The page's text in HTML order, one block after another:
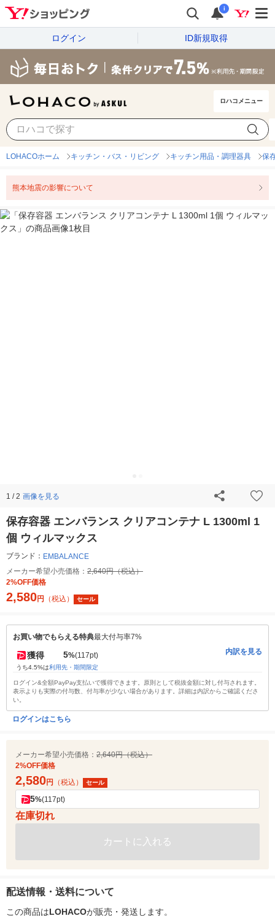
i
ログイン ID新規取得
ロハコメニュー
LOHACOホーム キッチン・バス・リビング キッチン用品・調理器具 保
熊本地震の影響について
1 / 2 画像を見る
保存容器 エンバランス クリアコンテナ L 1300ml 1
個 ウィルマックス
ブランド： EMBALANCE
メーカー希望小売価格： 2,640円（税込）
2%OFF価格
2,580円 （税込） セール
お買い物でもらえる特典最大付与率7%
獲得 5%(117pt)
うち4.5%は利用先・期間限定
内訳を見る
ログイン&全額PayPay支払いで獲得できます。原則として税抜金額に対し付与されます。
表示よりも実際の付与数、付与率が少ない場合があります。詳細は内訳からご確認くださ
い。
ログインはこちら
メーカー希望小売価格： 2,640円（税込）
2%OFF価格
2,580円 （税込） セール
5%(117pt)
在庫切れ
カートに入れる
配送情報・送料について
この商品はLOHACOが販売・発送します。